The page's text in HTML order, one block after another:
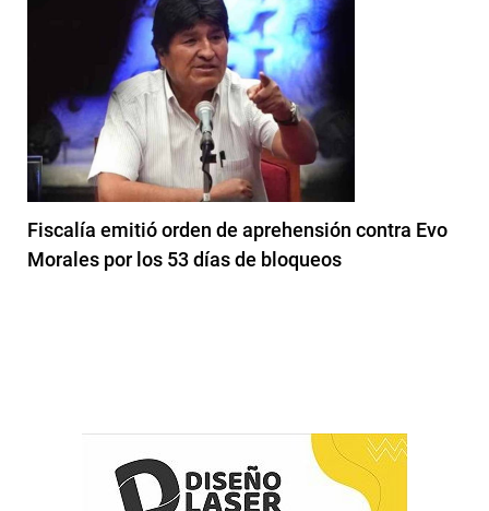
Fiscalía emitió orden de aprehensión contra Evo
Morales por los 53 días de bloqueos